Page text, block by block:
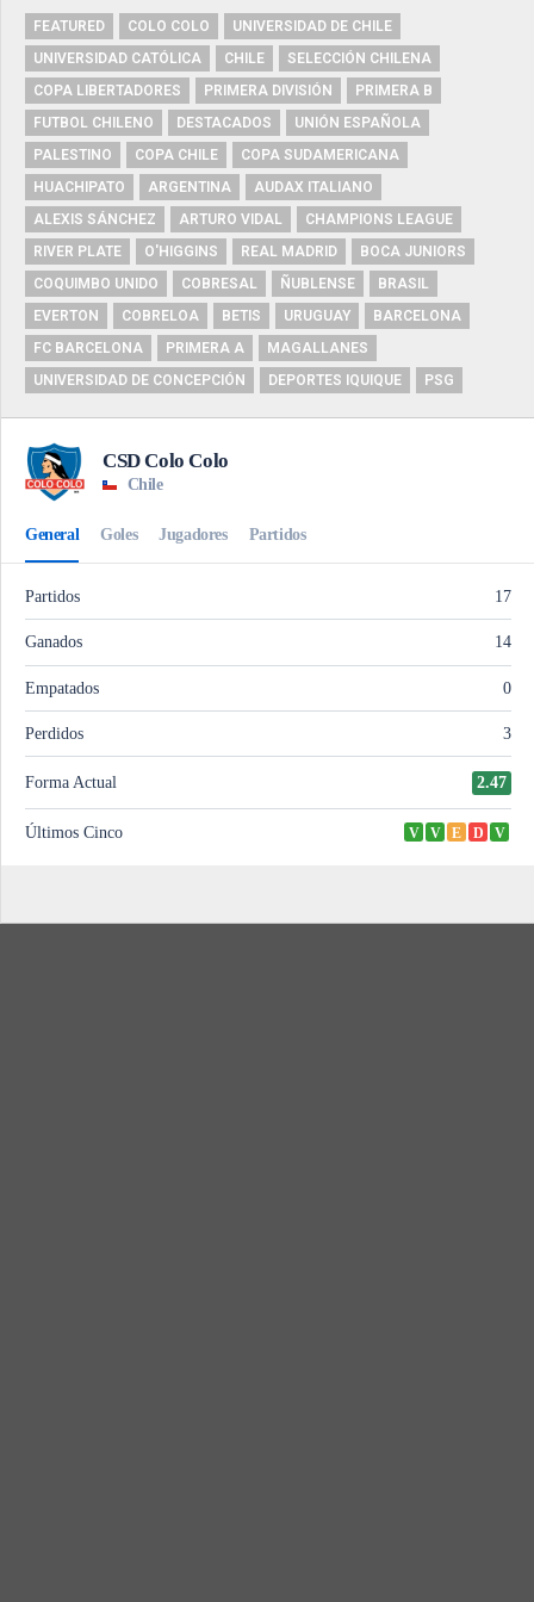
FEATURED COLO COLO
UNIVERSIDAD DE CHILE
UNIVERSIDAD CATÓLICA
CHILE
SELECCIÓN CHILENA
COPA LIBERTADORES
PRIMERA DIVISIÓN
PRIMERA B
FUTBOL CHILENO
DESTACADOS
UNIÓN ESPAÑOLA
PALESTINO
COPA CHILE
COPA SUDAMERICANA
HUACHIPATO
ARGENTINA
AUDAX ITALIANO
ALEXIS SÁNCHEZ
ARTURO VIDAL
CHAMPIONS LEAGUE
RIVER PLATE
O'HIGGINS REAL MADRID
BOCA JUNIORS
COQUIMBO UNIDO
COBRESAL ÑUBLENSE
BRASIL
EVERTON
COBRELOA BETIS URUGUAY
BARCELONA
FC BARCELONA
PRIMERA A
MAGALLANES
UNIVERSIDAD DE CONCEPCIÓN
DEPORTES IQUIQUE PSG